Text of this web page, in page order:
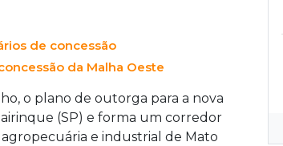
de concessão
da Malha Oeste
o plano de outorga para a nova
(SP) e forma um corredor
e industrial de Mato